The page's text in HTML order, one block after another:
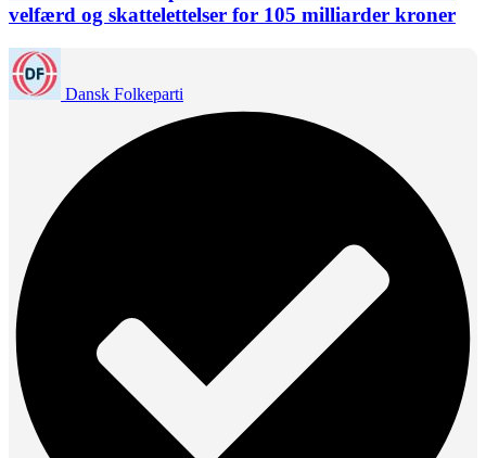
velfærd og skattelettelser for 105 milliarder kroner
Dansk Folkeparti